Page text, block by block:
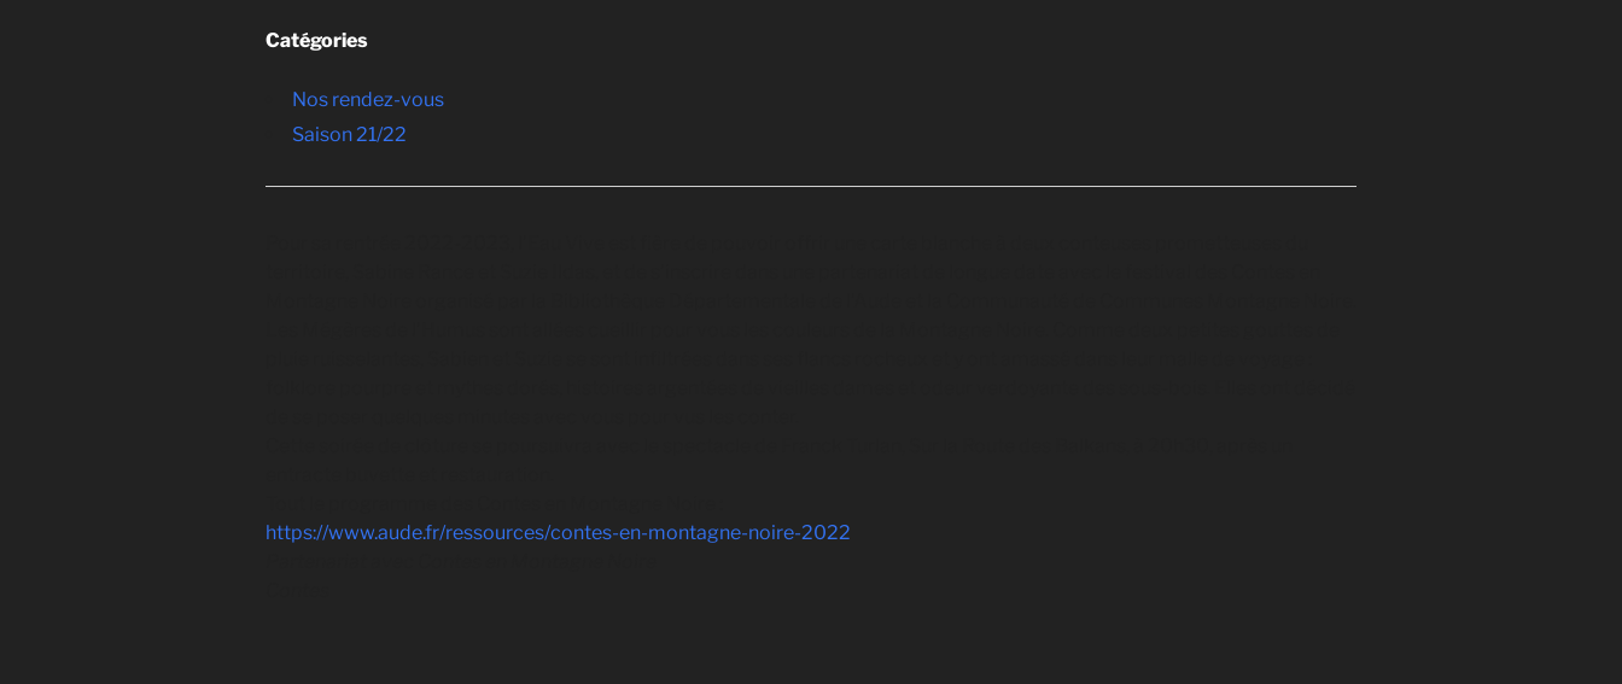
Catégories
Nos rendez-vous
Saison 21/22
https://www.aude.fr/ressources/contes-en-montagne-noire-2022